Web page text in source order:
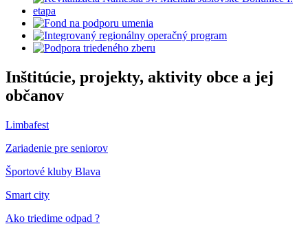
Inštitúcie, projekty, aktivity obce a jej
občanov
Limbafest
Zariadenie pre seniorov
Športové kluby Blava
Smart city
Ako triedime odpad ?